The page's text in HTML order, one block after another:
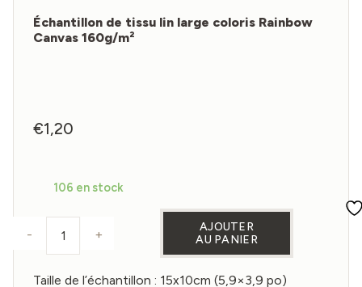
Échantillon de tissu lin large coloris Rainbow
Canvas 160g/m²
€1,20
106 en stock
quantité de Échantillon de tissu lin large coloris
- +
AJOUTER
AU PANIER
Taille de l’échantillon : 15x10cm (5,9×3,9 po)